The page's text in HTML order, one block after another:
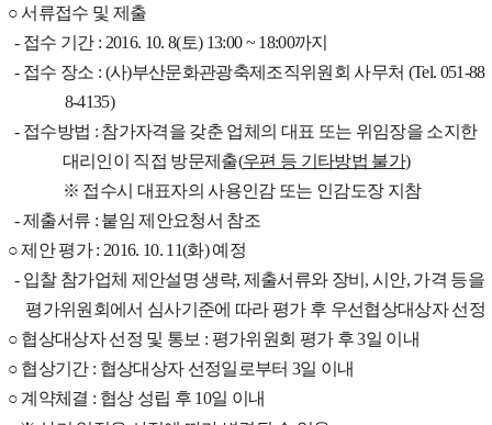
○서류접수 및 제출
- 접수 기간 : 2016. 10. 8(토) 13:00 ~ 18:00까지
- 접수 장소 : (사)부산문화관광축제조직위원회 사무처 (Tel. 051-88
8-4135)
- 접수방법 : 참가자격을 갖춘 업체의 대표 또는 위임장을 소지한
대리인이 직접 방문제출(우편 등 기타방법 불가)
※ 접수시 대표자의 사용인감 또는 인감도장 지참
-제출서류 : 붙임 제안요청서 참조
○제안 평가: 2016. 10. 11(화)예정
- 입찰 참가업체 제안설명 생략, 제출서류와 장비 ,시안, 가격 등을
평가위원회에서 심사기준에 따라 평가 후 우선협상대상자 선정
○ 협상대상자 선정 및 통보 : 평가위원회 평가 후3일 이내
○ 협상기간 : 협상대상자 선정일로부터3일 이내
○ 계약체결 : 협상 성립 후 10일 이내